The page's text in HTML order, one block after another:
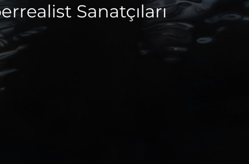
Sanatçıları